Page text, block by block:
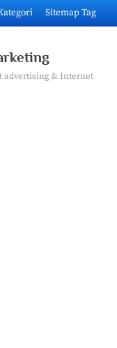
Sitemap Tag
& Internet